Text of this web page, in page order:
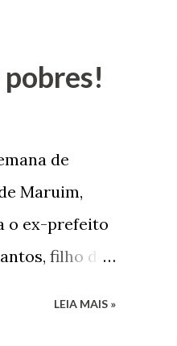
de
Maruim,
o ex-prefeito
filho de
LEIA MAIS »